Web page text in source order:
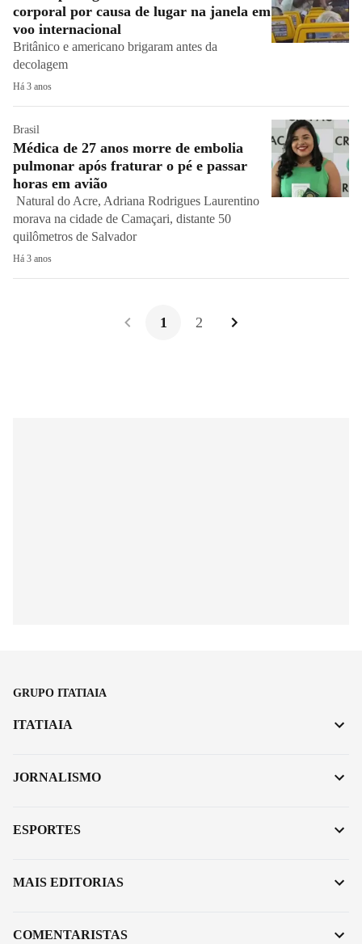
corporal por causa de lugar na janela em
voo internacional
Britânico e americano brigaram antes da
decolagem
Há 3 anos
Brasil
Médica de 27 anos morre de embolia
pulmonar após fraturar o pé e passar
horas em avião
Natural do Acre, Adriana Rodrigues Laurentino
morava na cidade de Camaçari, distante 50
quilômetros de Salvador
Há 3 anos
1 2
GRUPO ITATIAIA
ITATIAIA
JORNALISMO
ESPORTES
MAIS EDITORIAS
COMENTARISTAS